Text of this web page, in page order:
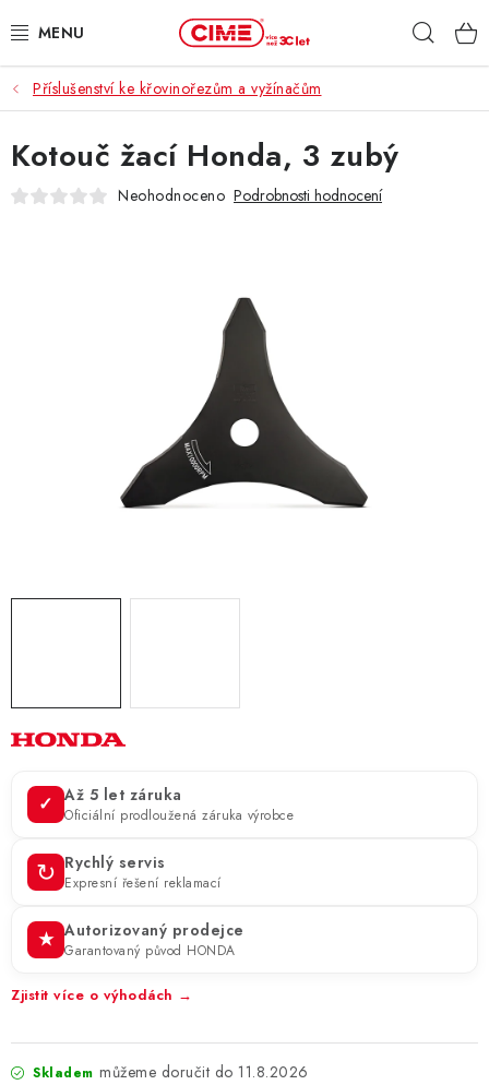
na
ZAHRADA, LES
DÍLNA, STAVBA
MILWAUKEE
Příslušenství ke křovinořezům a vyžínačům
✓ Až 5 let záruka
Oficiální prodloužená záruka výrobce
↻ Rychlý servis
Expresní řešení reklamací
★ Autorizovaný prodejce
Garantovaný původ HONDA
Zjistit více o výhodách →
Skladem 11.8.2026
Kotouč žací Honda, 3 zubý
Neohodnoceno Podrobnosti hodnocení